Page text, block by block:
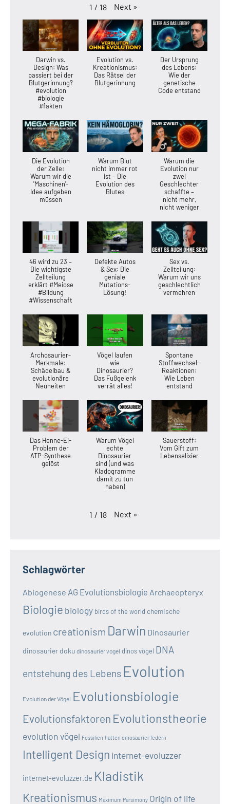
1 / 18 Next »
Darwin vs.
Design: Was
passiert bei der
Blutgerinnung?
#evolution
#biologie
#fakten
Evolution vs.
Kreationismus:
Das Rätsel der
Blutgerinnung
Der Ursprung
des Lebens:
Wie der
genetische
Code entstand
Die Evolution
der Zelle:
Warum wir die
'Maschinen'-
Idee aufgeben
müssen
Warum Blut
nicht immer rot
ist – Die
Evolution des
Blutes
Warum die
Evolution nur
zwei
Geschlechter
schaffte –
nicht mehr,
nicht weniger
46 wird zu 23 –
Die wichtigste
Zellteilung
erklärt #Meiose
#Bildung
#Wissenschaft
Defekte Autos
& Sex: Die
geniale
Mutations-
Lösung!
Sex vs.
Zellteilung:
Warum wir uns
geschlechtlich
vermehren
Archosaurier-
Merkmale:
Schädelbau &
evolutionäre
Neuheiten
Vögel laufen
wie
Dinosaurier?
Das Fußgelenk
verrät alles!
Spontane
Stoffwechsel-
Reaktionen:
Wie Leben
entstand
Das Henne-Ei-
Problem der
ATP-Synthese
gelöst
Warum Vögel
echte
Dinosaurier
sind (und was
Kladogramme
damit zu tun
haben)
Sauerstoff:
Vom Gift zum
Lebenselixier
1 / 18 Next »
Schlagwörter
Abiogenese AG Evolutionsbiologie Archaeopteryx
Biologie biology birds of the world chemische
evolution creationism Darwin Dinosaurier
dinosaurier doku dinosaurier vogel dinos vögel DNA
entstehung des Lebens Evolution
Evolution der Vögel Evolutionsbiologie
Evolutionsfaktoren Evolutionstheorie
evolution vögel Fossilien hatten dinosaurier federn
Intelligent Design internet-evoluzzer
internet-evoluzzer.de Kladistik
Kreationismus Maximum Parsimony Origin of life